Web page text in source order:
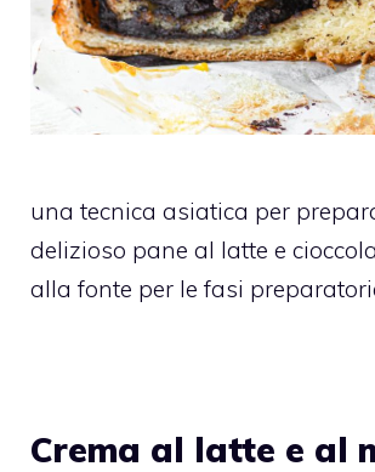
una tecnica asiatica per
delizioso pane al latte e
alla fonte per le fasi
Crema al latte e al